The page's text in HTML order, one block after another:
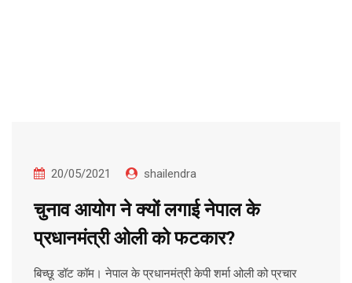
20/05/2021 shailendra
चुनाव आयोग ने क्यों लगाई नेपाल के
प्रधानमंत्री ओली को फटकार?
बिच्छू डॉट कॉम। नेपाल के प्रधानमंत्री केपी शर्मा ओली को प्रचार